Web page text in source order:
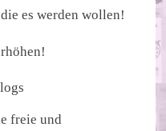
es werden wollen!
freie und